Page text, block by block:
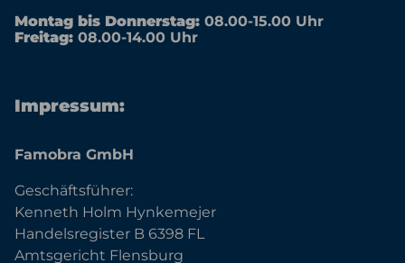
Montag bis Donnerstag: 08.00-15.00 Uhr
Freitag: 08.00-14.00 Uhr
Impressum:
Famobra GmbH
Geschäftsführer:
Kenneth Holm Hynkemejer
Handelsregister B 6398 FL
Amtsgericht Flensburg